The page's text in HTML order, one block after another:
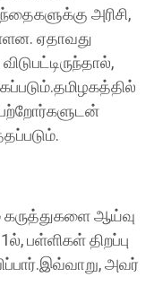
அரிசி,
ஏதாவது
கருத்துகளை ஆய்வு
பள்ளிகள் திறப்பு
அவர்